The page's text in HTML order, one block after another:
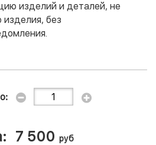
изделий и деталей, не
без
7 500 руб